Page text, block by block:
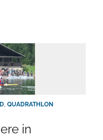
, QUADRATHLON
in